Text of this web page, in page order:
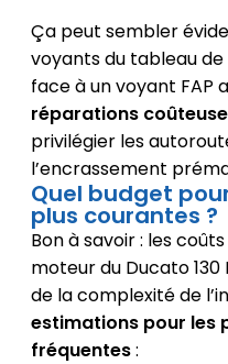
Ça peut sembler
voyants du tableau
face à un voyant FAP
réparations
privilégier les
l’encrassement
Quel budget
plus courantes ?
Bon à savoir : les
moteur du Ducato
de la complexité de
estimations pour les
fréquentes: